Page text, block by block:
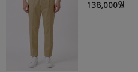
138,000원